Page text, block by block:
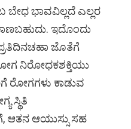
ಬೇಧ ಭಾವವಿಲ್ಲದೆ ಎಲ್ಲರ
ಇದೊಂದು
ಜೊತೆಗೆ
ನಿರೋಧಕಶಕ್ತಿಯು
ರೋಗಗಳು ಕಾಡುವ
ಸ್ಥಿತಿ
ಆತನ ಆಯುಸ್ಸು ಸಹ